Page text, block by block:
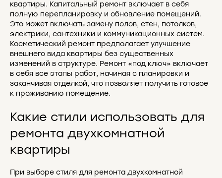
квартиры. Капитальный ремонт включает в себя
полную перепланировку и обновление помещений.
Это может включать замену полов, стен, потолков,
электрики, сантехники и коммуникационных систем.
Косметический ремонт предполагает улучшение
внешнего вида квартиры без существенных
изменений в структуре. Ремонт «под ключ» включает
в себя все этапы работ, начиная с планировки и
заканчивая отделкой, что позволяет получить готовое
к проживанию помещение.
Какие стили использовать для
ремонта двухкомнатной
квартиры
При выборе стиля для ремонта двухкомнатной